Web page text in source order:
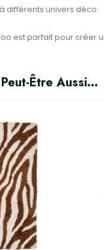
différents univers déco
est parfait pour
Être Aussi…